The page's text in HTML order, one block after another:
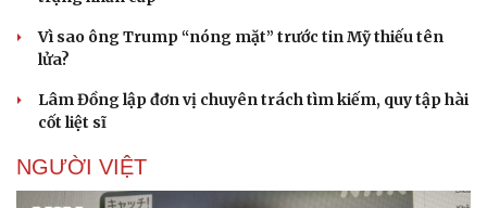
Nam khoa
Làm đẹp - giảm cân
Phòng mạch online
Ăn sạch sống khỏe
Vì sao ông Trump “nóng mặt” trước tin Mỹ thiếu tên
lửa?
Lâm Đồng lập đơn vị chuyên trách tìm kiếm, quy tập hài
cốt liệt sĩ
NGƯỜI VIỆT